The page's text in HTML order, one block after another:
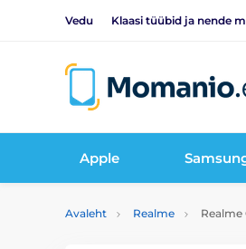
Vedu Klaasi tüübid ja nende
Apple
Avaleht Realme Realme